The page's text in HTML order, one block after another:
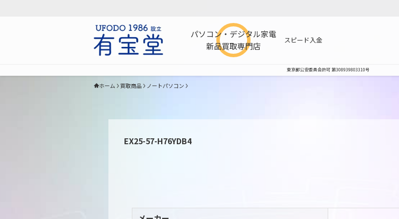
パソコン・デジタル家電
新品買取専門店
スピード入金
東京都公安委員会許可 第308939803310号
ホーム 買取商品 ノートパソコン
EX25-57-H76YDB4